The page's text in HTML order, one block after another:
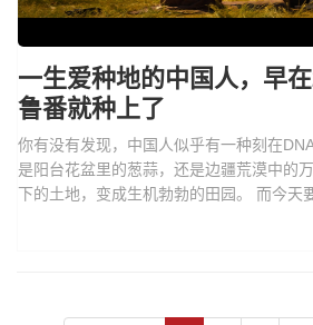
一生爱种地的中国人，早
鲁番就种上了
你有没有发现，中国人似乎有一种刻在
是阳台花盆里的葱蒜，还是边疆荒漠中的
下的土地，变成生机勃勃的田园。 而今天